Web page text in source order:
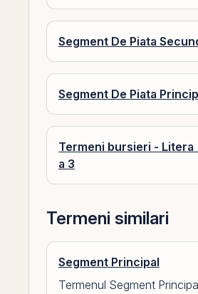
Segment De Piata
Segment De Piata
Termeni bursieri - Litera
a 3
Termeni similari
Segment Principal
Termenul Segment